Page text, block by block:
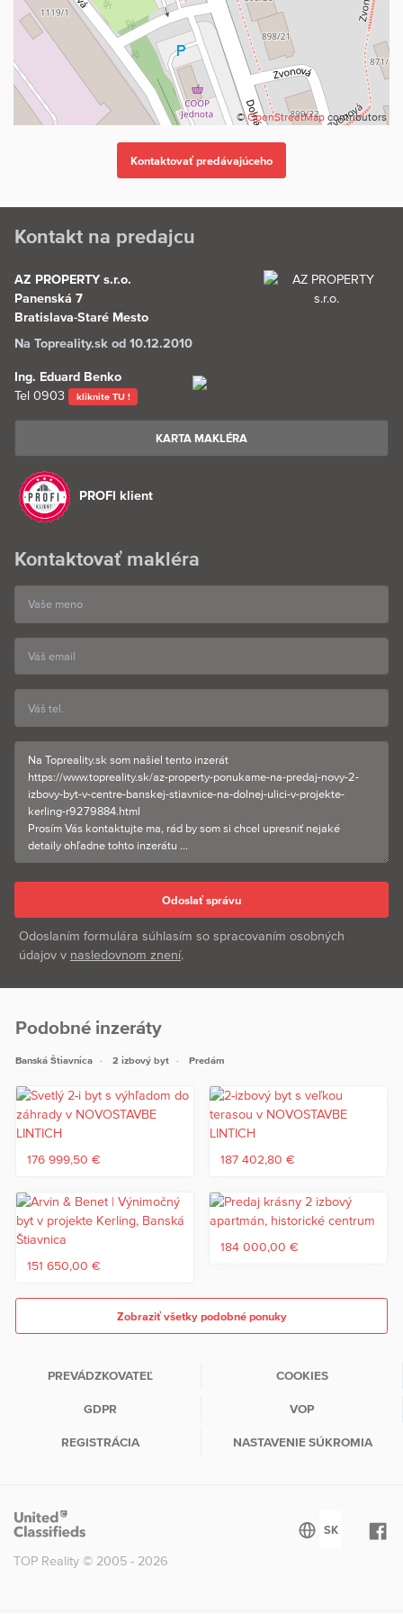
AZ PROPERTY – všetky práva vyhradené.
Fotografie a vizualizácie (vrátane virtuálneho stagingu) sú
chránené autorským právom, majú ilustračný charakter a slúžia
na lepšiu predstavu o priestore. Zobrazené zariadenie nemusí byť
súčasťou predaja.
V realitách nehráme na náhodu. Sme spoľahlivým realitným
partnerom viac ako 20 rokov.
Vieme presne, ako nastaviť proces predaja a prenájmu tak, aby
prebehol plynulo. Sme silní pri veľkých projektoch a flexibilní pri
©OpenStreetMap contributors
Kontakt na predajcu
AZ PROPERTY s.r.o.
Panenská 7
Bratislava-Staré Mesto
Na Topreality.sk od 10.12.2010
Ing. Eduard Benko
Tel 0903 kliknite TU !
KARTA MAKLÉRA
PROFI klient
Kontaktovať makléra
Odoslaním formulára súhlasím so spracovaním osobných
údajov v nasledovnom znení.
Podobné inzeráty
Banská Štiavnica 2 izbový byt Predám
176 999,50 € 187 402,80 €
151 650,00 €
184 000,00 €
Zobraziť všetky podobné ponuky
PREVÁDZKOVATEĽ COOKIES
GDPR VOP
REGISTRÁCIA NASTAVENIE SÚKROMIA
TOP Reality © 2005 - 2026